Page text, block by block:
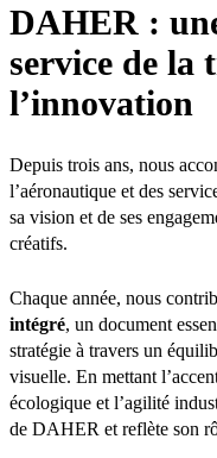
DAHER :
service de la
l’innovation
Depuis trois ans, nous
l’aéronautique et des
sa vision et de ses
créatifs.
Chaque année, nous
intégré, un document
stratégie à travers un
visuelle. En mettant
écologique et l’agilité
de DAHER et reflète son